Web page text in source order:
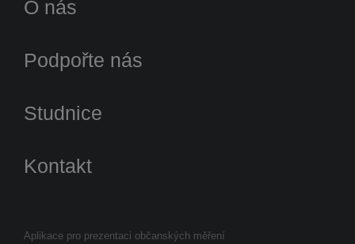
Aplikace pro prezentaci občanských měření
O nás
Podpořte nás
Studnice
Kontakt